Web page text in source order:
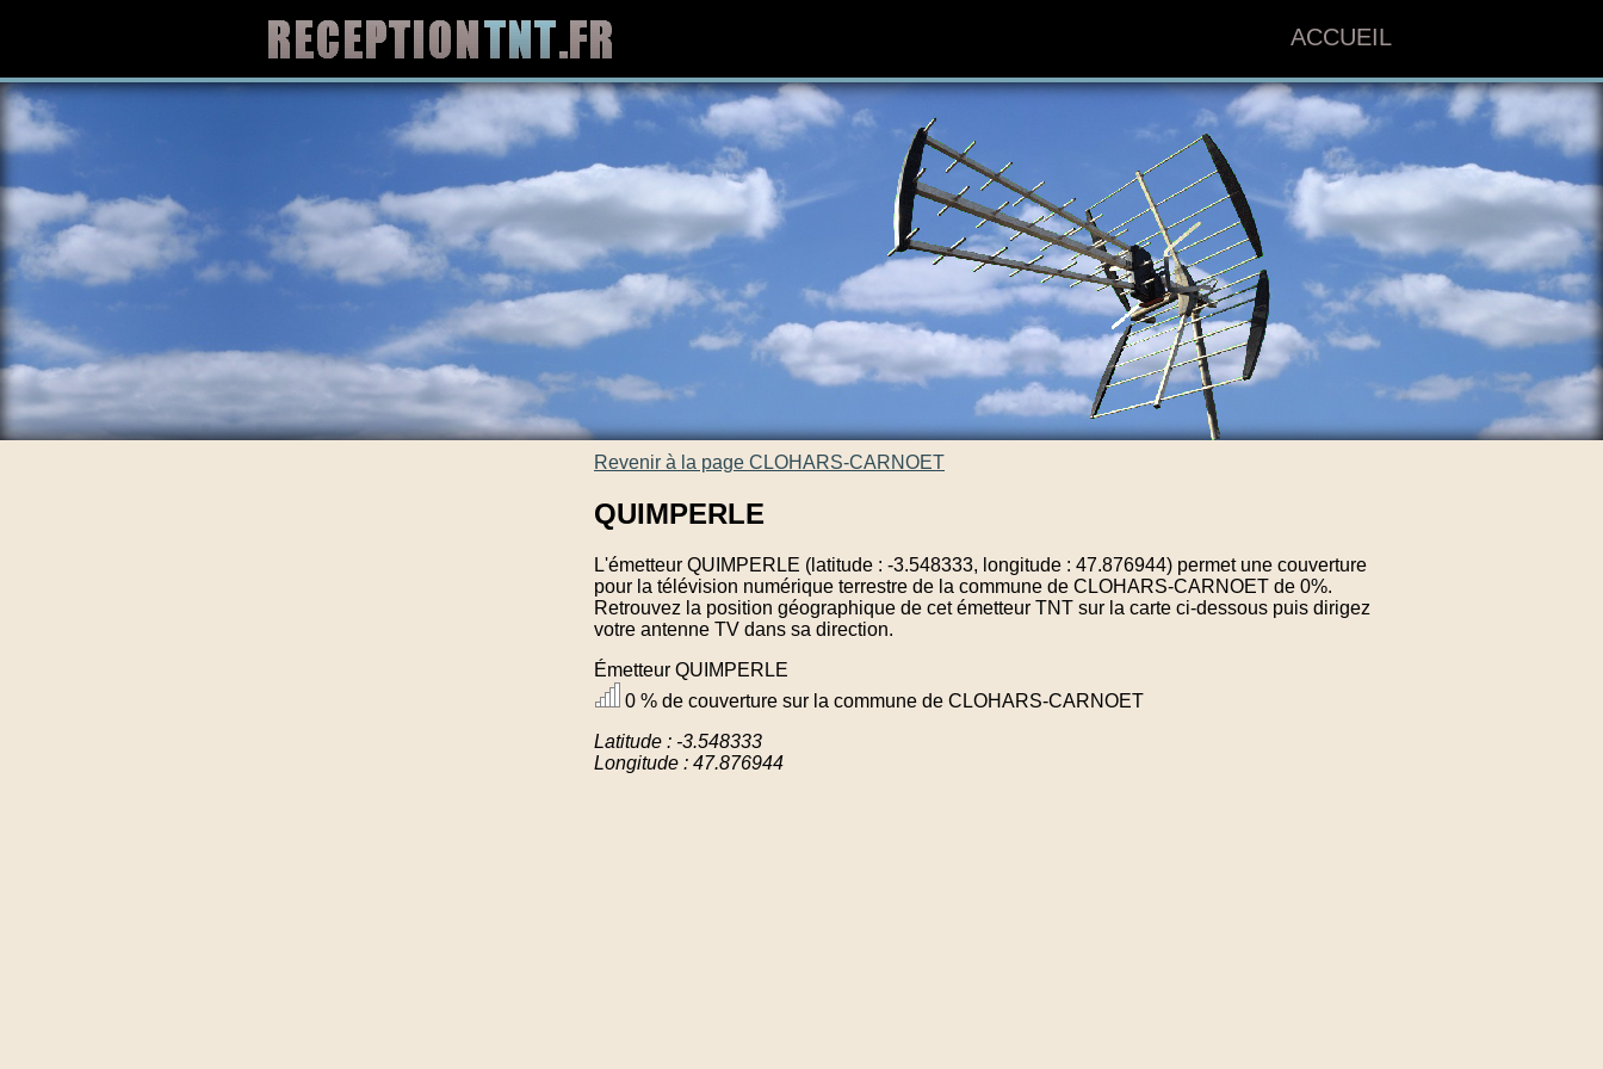
ACCUEIL
Revenir à la page CLOHARS-CARNOET
QUIMPERLE
L'émetteur QUIMPERLE (latitude : -3.548333, longitude : 47.876944) permet une couverture
pour la télévision numérique terrestre de la commune de CLOHARS-CARNOET de 0%.
Retrouvez la position géographique de cet émetteur TNT sur la carte ci-dessous puis dirigez
votre antenne TV dans sa direction.
Émetteur QUIMPERLE
0 % de couverture sur la commune de CLOHARS-CARNOET
Latitude : -3.548333
Longitude : 47.876944